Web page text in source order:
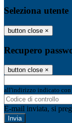
Seleziona utente
button close ×
Recupero
button close ×
all'indirizzo indicato con
E-mail inviata, si